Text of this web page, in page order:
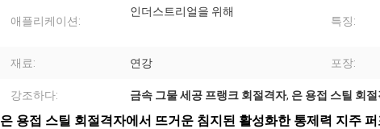
애플리케이션:
인더스트리얼을 위해
특징:
재료: 연강 포장:
강조하다: 금속 그물 세공 프랭크 회절격자, 은 용접 스틸 회
은 용접 스틸 회절격자에서 뜨거운 침지된 활성화한 통제력 지주